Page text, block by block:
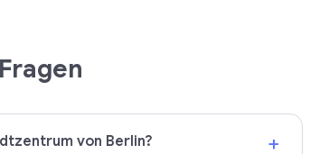
von Berlin? +